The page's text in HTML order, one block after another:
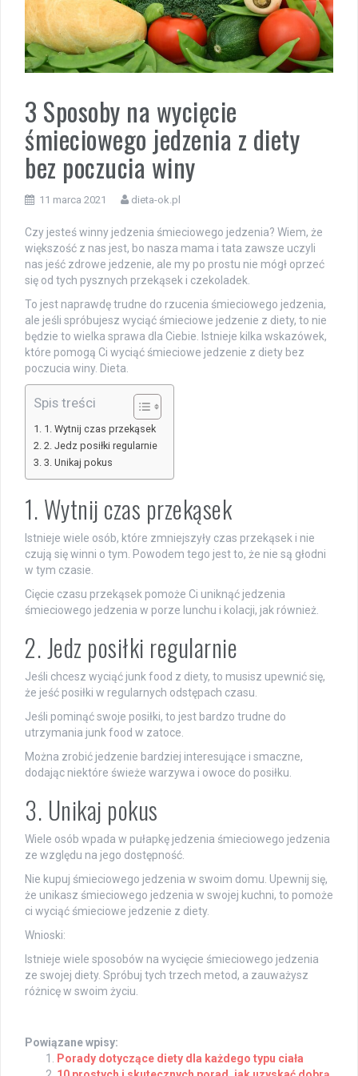
3 Sposoby na wycięcie
śmieciowego jedzenia z diety
bez poczucia winy
11 marca 2021 dieta-ok.pl
Czy jesteś winny jedzenia śmieciowego jedzenia? Wiem, że
większość z nas jest, bo nasza mama i tata zawsze uczyli
nas jeść zdrowe jedzenie, ale my po prostu nie mógł oprzeć
się od tych pysznych przekąsek i czekoladek.
To jest naprawdę trudne do rzucenia śmieciowego jedzenia,
ale jeśli spróbujesz wyciąć śmieciowe jedzenie z diety, to nie
będzie to wielka sprawa dla Ciebie. Istnieje kilka wskazówek,
które pomogą Ci wyciąć śmieciowe jedzenie z diety bez
poczucia winy. Dieta.
Spis treści
1. Wytnij czas przekąsek
2. Jedz posiłki regularnie
3. Unikaj pokus
1. Wytnij czas przekąsek
Istnieje wiele osób, które zmniejszyły czas przekąsek i nie
czują się winni o tym. Powodem tego jest to, że nie są głodni
w tym czasie.
Cięcie czasu przekąsek pomoże Ci uniknąć jedzenia
śmieciowego jedzenia w porze lunchu i kolacji, jak również.
2. Jedz posiłki regularnie
Jeśli chcesz wyciąć junk food z diety, to musisz upewnić się,
że jeść posiłki w regularnych odstępach czasu.
Jeśli pominąć swoje posiłki, to jest bardzo trudne do
utrzymania junk food w zatoce.
Można zrobić jedzenie bardziej interesujące i smaczne,
dodając niektóre świeże warzywa i owoce do posiłku.
3. Unikaj pokus
Wiele osób wpada w pułapkę jedzenia śmieciowego jedzenia
ze względu na jego dostępność.
Nie kupuj śmieciowego jedzenia w swoim domu. Upewnij się,
że unikasz śmieciowego jedzenia w swojej kuchni, to pomoże
ci wyciąć śmieciowe jedzenie z diety.
Wnioski:
Istnieje wiele sposobów na wycięcie śmieciowego jedzenia
ze swojej diety. Spróbuj tych trzech metod, a zauważysz
różnicę w swoim życiu.
Powiązane wpisy:
Porady dotyczące diety dla każdego typu ciała